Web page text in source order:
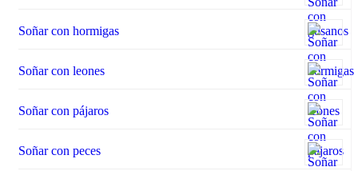
Soñar con hormigas
Soñar con leones
Soñar con pájaros
Soñar con peces